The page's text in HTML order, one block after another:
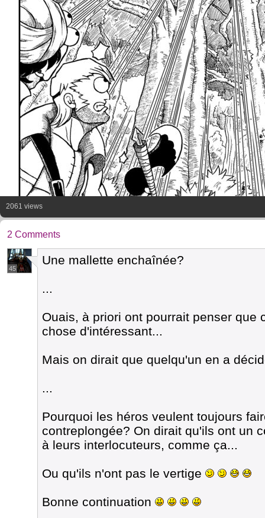
2061 views
2 Comments
45
Une mallette enchaînée?
...
Ouais, à priori ont pourrait penser que
chose d'intéressant...
Mais on dirait que quelqu'un en a
...
Pourquoi les héros veulent toujours
contreplongée? On dirait qu'ils ont un
à leurs interlocuteurs, comme ça...
Ou qu'ils n'ont pas le vertige
Bonne continuation